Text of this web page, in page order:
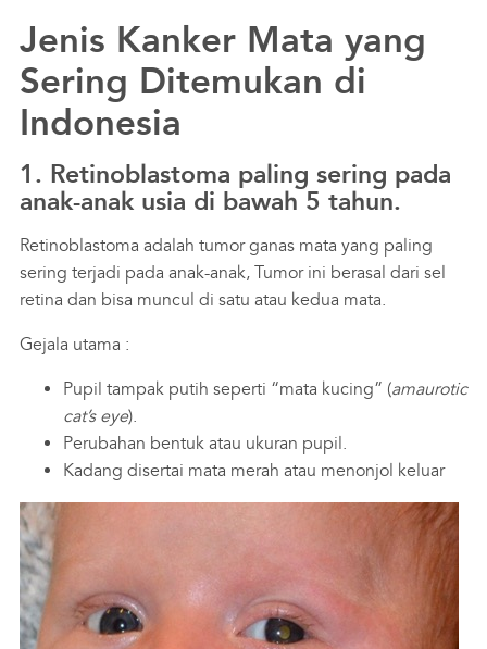
Jenis Kanker Mata yang
Sering Ditemukan di
Indonesia
1. Retinoblastoma paling sering pada
anak-anak usia di bawah 5 tahun.
Retinoblastoma adalah tumor ganas mata yang paling
sering terjadi pada anak-anak, Tumor ini berasal dari sel
retina dan bisa muncul di satu atau kedua mata.
Gejala utama :
Pupil tampak putih seperti “mata kucing” (amaurotic
cat’s eye).
Perubahan bentuk atau ukuran pupil.
Kadang disertai mata merah atau menonjol keluar